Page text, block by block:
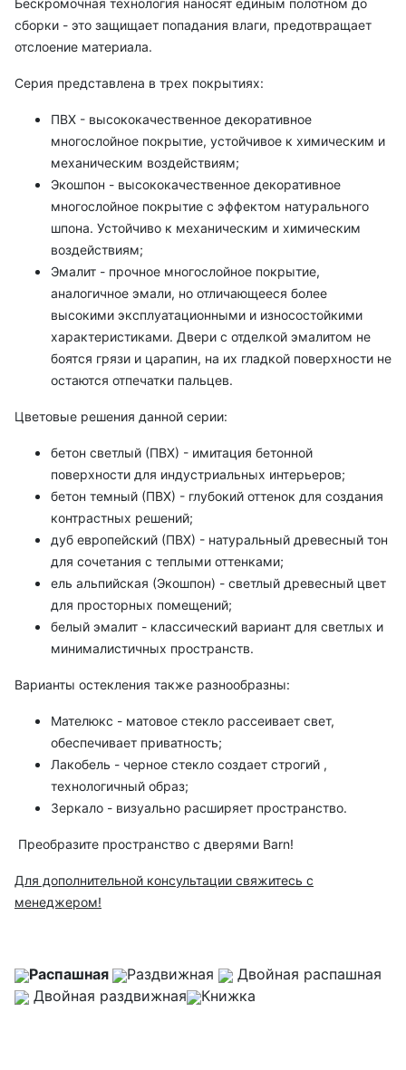
Бескромочная технология наносят единым полотном до
сборки - это защищает попадания влаги, предотвращает
отслоение материала.
Серия представлена в трех покрытиях:
ПВХ - высококачественное декоративное
многослойное покрытие, устойчивое к химическим и
механическим воздействиям;
Экошпон - высококачественное декоративное
многослойное покрытие с эффектом натурального
шпона. Устойчиво к механическим и химическим
воздействиям;
Эмалит - прочное многослойное покрытие,
аналогичное эмали, но отличающееся более
высокими эксплуатационными и износостойкими
характеристиками. Двери с отделкой эмалитом не
боятся грязи и царапин, на их гладкой поверхности не
остаются отпечатки пальцев.
Цветовые решения данной серии:
бетон светлый (ПВХ) - имитация бетонной
поверхности для индустриальных интерьеров;
бетон темный (ПВХ) - глубокий оттенок для создания
контрастных решений;
дуб европейский (ПВХ) - натуральный древесный тон
для сочетания с теплыми оттенками;
ель альпийская (Экошпон) - светлый древесный цвет
для просторных помещений;
белый эмалит - классический вариант для светлых и
минималистичных пространств.
Варианты остекления также разнообразны:
Мателюкс - матовое стекло рассеивает свет,
обеспечивает приватность;
Лакобель - черное стекло создает строгий ,
технологичный образ;
Зеркало - визуально расширяет пространство.
Преобразите пространство с дверями Barn!
Для дополнительной консультации свяжитесь с
менеджером!
Распашная Раздвижная
Двойная распашная
Двойная раздвижная
Книжка